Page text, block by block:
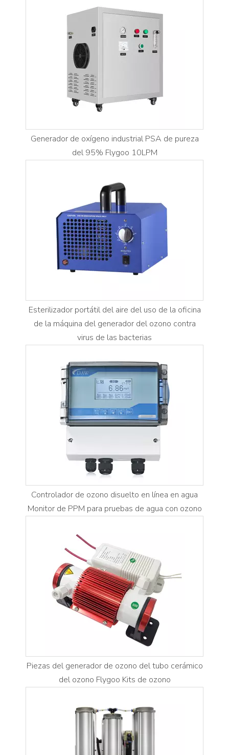
Generador de oxígeno industrial PSA de pureza
del 95% Flygoo 10LPM
Esterilizador portátil del aire del uso de la oficina
de la máquina del generador del ozono contra
virus de las bacterias
Controlador de ozono disuelto en línea en agua
Monitor de PPM para pruebas de agua con ozono
Piezas del generador de ozono del tubo cerámico
del ozono Flygoo Kits de ozono